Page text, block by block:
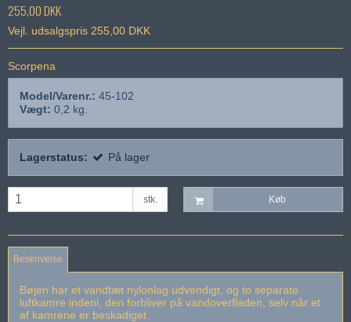
255,00 DKK
Vejl. udsalgspris 255,00 DKK
Scorpena
Model/Varenr.: 45-102
Vægt: 0,2 kg.
Lagerstatus: På lager
stk. Køb
Beskrivelse
Bøjen har et vandtæt nylonlag udvendigt, og to separate
luftkamre indeni, den forbliver på vandoverfladen, selv når et
af kamrene er beskadiget.